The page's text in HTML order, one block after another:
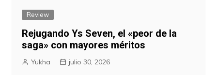
Review
Rejugando Ys Seven, el «peor de la
saga» con mayores méritos
Yukha julio 30, 2026